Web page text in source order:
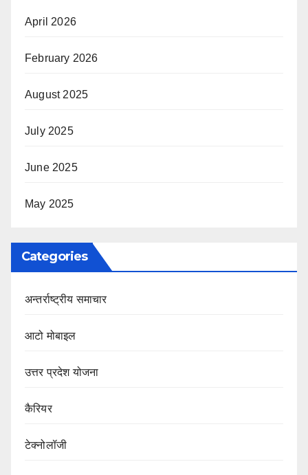
April 2026
February 2026
August 2025
July 2025
June 2025
May 2025
Categories
अन्तर्राष्ट्रीय समाचार
आटो मोबाइल
उत्तर प्रदेश योजना
कैरियर
टेक्नोलॉजी